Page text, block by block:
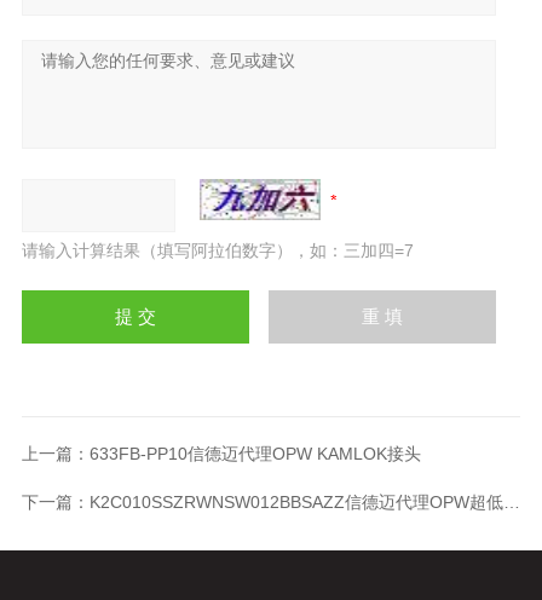
请输入计算结果（填写阿拉伯数字），如：三加四=7
上一篇： 633FB-PP10信德迈代理OPW KAMLOK接头
下一篇： K2C010SSZRWNSW012BBSAZZ信德迈代理OPW超低温拉断阀